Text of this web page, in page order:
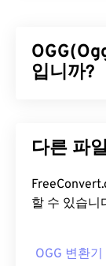
"손실압축"
합니다.오픈
용할 때 유용
Xvid 파
지만, Mac
입니까?
및 로열티
는 메타데이
보도 포함되
OGG 파
FreeConvert.com 다
할 수 있습니
OGG 변환기